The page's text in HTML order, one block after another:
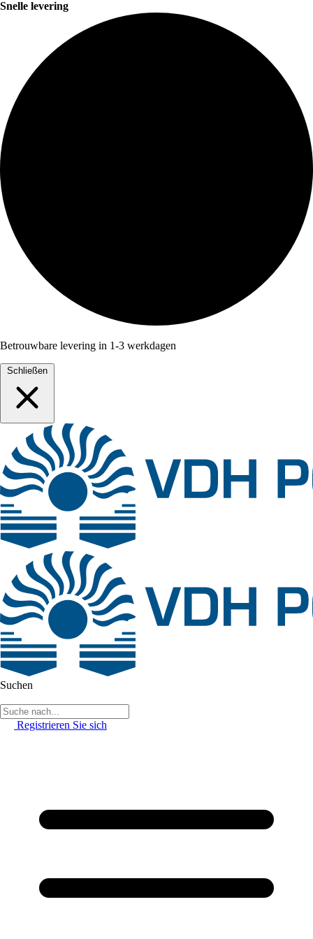
Snelle levering
Betrouwbare levering in 1-3 werkdagen
Schließen
Suchen
Registrieren Sie sich